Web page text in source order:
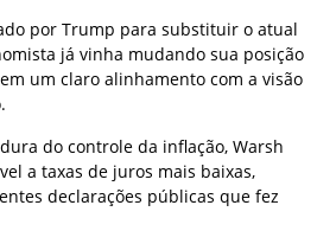
por Trump para substituir o atual
já vinha mudando sua posição
um claro alinhamento com a visão
do controle da inflação, Warsh
a taxas de juros mais baixas,
declarações públicas que fez